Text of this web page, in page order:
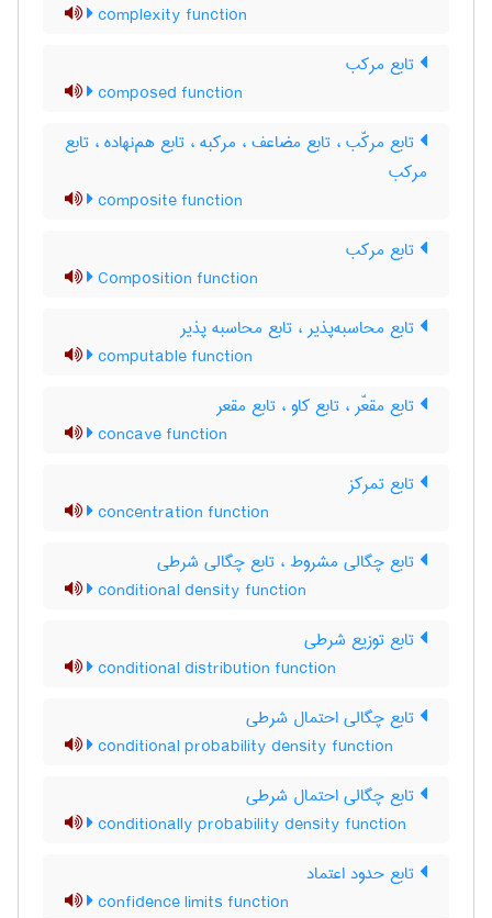
complexity function
تابع مرکب
composed function
تابع مرکّب ، تابع مضاعف ، مرکبه ، تابع هم‌نهاده ، تابع
مرکب
composite function
تابع مرکب
Composition function
تابع محاسبه‌پذیر ، تابع محاسبه پذیر
computable function
تابع مقعّر ، تابع کاو ، تابع مقعر
concave function
تابع تمرکز
concentration function
تابع چگالی مشروط ، تابع چگالی شرطی
conditional density function
تابع توزیع شرطی
conditional distribution function
تابع چگالی احتمال شرطی
conditional probability density function
تابع چگالی احتمال شرطی
conditionally probability density function
تابع حدود اعتماد
confidence limits function